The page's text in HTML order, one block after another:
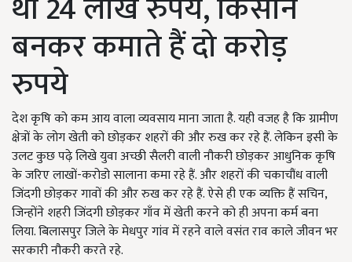
बनकर कमाते हैं दो करोड़
रुपये
देश कृषि को कम आय वाला व्यवसाय माना जाता है. यही वजह है कि ग्रामीण
क्षेत्रों के लोग खेती को छोड़कर शहरों की और रुख कर रहे हैं. लेकिन इसी के
उलट कुछ पढ़े लिखे युवा अच्छी सैलरी वाली नौकरी छोड़कर आधुनिक कृषि
के जरिए लाखों-करोडो सालाना कमा रहे हैं. और शहरों की चकाचौंध वाली
जिंदगी छोड़कर गावों की और रुख कर रहे हैं. ऐसे ही एक व्यक्ति हैं सचिन,
जिन्होंने शहरी जिंदगी छोड़कर गाँव में खेती करने को ही अपना कर्म बना
लिया. बिलासपुर जिले के मेधपुर गांव में रहने वाले वसंत राव काले जीवन भर
सरकारी नौकरी करते रहे.